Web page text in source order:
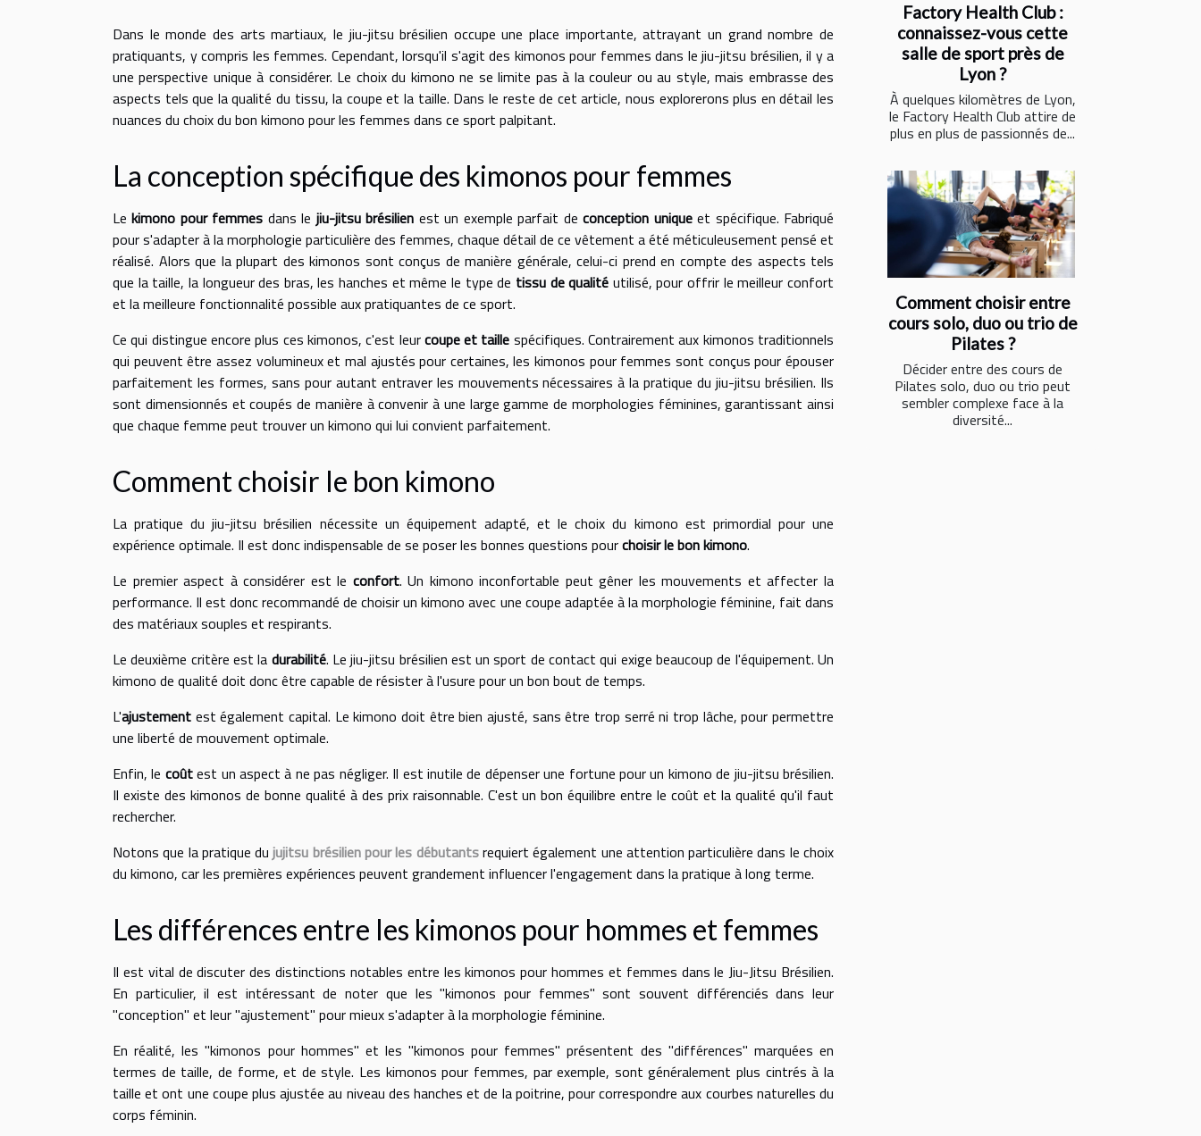
Dans le monde des arts martiaux, le jiu-jitsu brésilien occupe une place importante, attrayant un grand nombre de
pratiquants, y compris les femmes. Cependant, lorsqu'il s'agit des kimonos pour femmes dans le jiu-jitsu brésilien, il y a
une perspective unique à considérer. Le choix du kimono ne se limite pas à la couleur ou au style, mais embrasse des
aspects tels que la qualité du tissu, la coupe et la taille. Dans le reste de cet article, nous explorerons plus en détail les
nuances du choix du bon kimono pour les femmes dans ce sport palpitant.
La conception spécifique des kimonos pour femmes
Lekimono pour femmes dans le jiu-jitsu brésilien est un exemple parfait deconception uniqueet spécifique. Fabriqué
pour s'adapter à la morphologie particulière des femmes, chaque détail de ce vêtement a été méticuleusement pensé et
réalisé. Alors que la plupart des kimonos sont conçus de manière générale, celui-ci prend en compte des aspects tels
que la taille, la longueur des bras, les hanches et même le type de tissu de qualité utilisé, pour offrir le meilleur confort
et la meilleure fonctionnalité possible aux pratiquantes de ce sport.
Ce qui distingue encore plus ces kimonos, c'est leurcoupe et taille spécifiques. Contrairement aux kimonos traditionnels
qui peuvent être assez volumineux et mal ajustés pour certaines, les kimonos pour femmes sont conçus pour épouser
parfaitement les formes, sans pour autant entraver les mouvements nécessaires à la pratique du jiu-jitsu brésilien. Ils
sont dimensionnés et coupés de manière à convenir à une large gamme de morphologies féminines, garantissant ainsi
que chaque femme peut trouver un kimono qui lui convient parfaitement.
Comment choisir le bon kimono
La pratique du jiu-jitsu brésilien nécessite un équipement adapté, et le choix du kimono est primordial pour une
expérience optimale. Il est donc indispensable de se poser les bonnes questions pourchoisir le bon kimono.
Le premier aspect à considérer est le confort. Un kimono inconfortable peut gêner les mouvements et affecter la
performance. Il est donc recommandé de choisir un kimono avec une coupe adaptée à la morphologie féminine, fait dans
des matériaux souples et respirants.
Le deuxième critère est la durabilité. Le jiu-jitsu brésilien est un sport de contact qui exige beaucoup de l'équipement. Un
kimono de qualité doit donc être capable de résister à l'usure pour un bon bout de temps.
L'ajustement est également capital. Le kimono doit être bien ajusté, sans être trop serré ni trop lâche, pour permettre
une liberté de mouvement optimale.
Enfin, le coûtest un aspect à ne pas négliger. Il est inutile de dépenser une fortune pour un kimono de jiu-jitsu brésilien.
Il existe des kimonos de bonne qualité à des prix raisonnable. C'est un bon équilibre entre le coût et la qualité qu'il faut
rechercher.
Notons que la pratique dujujitsu brésilien pour les débutantsrequiert également une attention particulière dans le choix
du kimono, car les premières expériences peuvent grandement influencer l'engagement dans la pratique à long terme.
Les différences entre les kimonos pour hommes et femmes
Il est vital de discuter des distinctions notables entre les kimonos pour hommes et femmes dans le Jiu-Jitsu Brésilien.
En particulier, il est intéressant de noter que les "kimonos pour femmes" sont souvent différenciés dans leur
"conception" et leur "ajustement" pour mieux s'adapter à la morphologie féminine.
En réalité, les "kimonos pour hommes" et les "kimonos pour femmes" présentent des "différences" marquées en
termes de taille, de forme, et de style. Les kimonos pour femmes, par exemple, sont généralement plus cintrés à la
taille et ont une coupe plus ajustée au niveau des hanches et de la poitrine, pour correspondre aux courbes naturelles du
corps féminin.
Factory Health Club :
connaissez-vous cette
salle de sport près de
Lyon ?
À quelques kilomètres de Lyon,
le Factory Health Club attire de
plus en plus de passionnés de...
Comment choisir entre
cours solo, duo ou trio de
Pilates ?
Décider entre des cours de
Pilates solo, duo ou trio peut
sembler complexe face à la
diversité...